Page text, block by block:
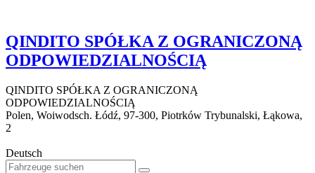
QINDITO SPÓŁKA Z OGRANICZONĄ
ODPOWIEDZIALNOŚCIĄ
QINDITO SPÓŁKA Z OGRANICZONĄ
ODPOWIEDZIALNOŚCIĄ
Polen, Woiwodsch. Łódź, 97-300, Piotrków Trybunalski, Łąkowa,
2
Deutsch